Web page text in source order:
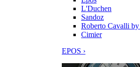
L'Duchen
Sandoz
Roberto Cavalli
Cimier
EPOS ›